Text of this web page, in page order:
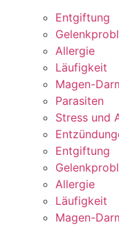
Entgiftung
Allergie
Läufigkeit
Magen-
Parasiten
Stress und
Entgiftung
Allergie
Läufigkeit
Magen-